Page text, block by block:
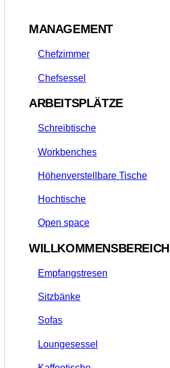
MANAGEMENT
Chefzimmer
Chefsessel
ARBEITSPLÄTZE
Schreibtische
Workbenches
Höhenverstellbare Tische
Hochtische
Open space
WILLKOMMENSBEREICH
Empfangstresen
Sitzbänke
Sofas
Loungesessel